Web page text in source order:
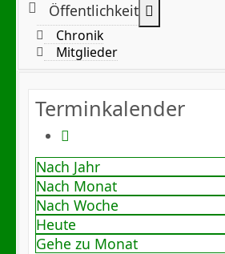
Öffentlichkeit
Chronik
Mitglieder
Terminkalender
Nach Jahr
Nach Monat
Nach Woche
Heute
Gehe zu Monat